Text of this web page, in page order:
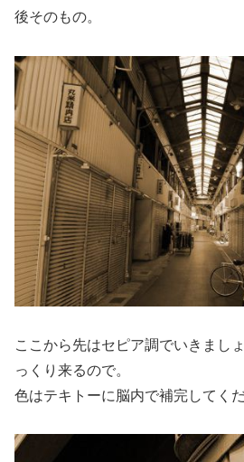
後そのもの。
ここから先はセピア調でいきまし
っくり来るので。
色はテキトーに脳内で補完してくだ